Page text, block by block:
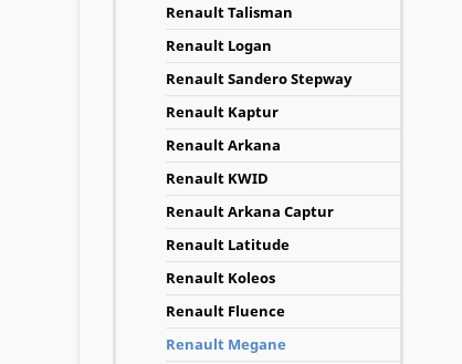
Renault Talisman
Renault Logan
Renault Sandero Stepway
Renault Kaptur
Renault Arkana
Renault KWID
Renault Arkana Captur
Renault Latitude
Renault Koleos
Renault Fluence
Renault Megane